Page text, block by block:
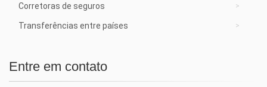
Corretoras de seguros
Transferências entre países
Entre em contato